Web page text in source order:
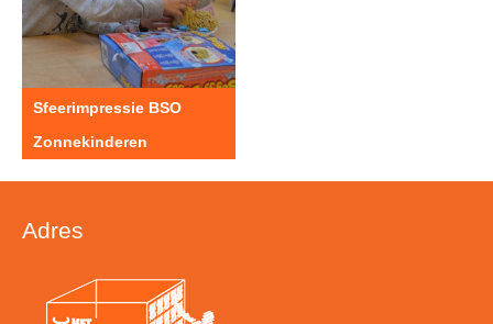
Sfeerimpressie BSO
Zonnekinderen
Adres